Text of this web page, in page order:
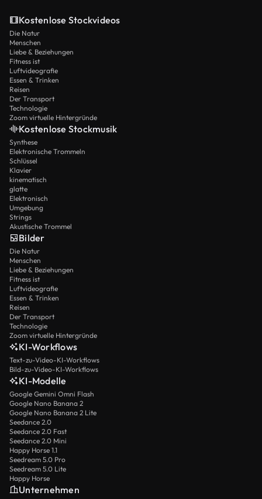
Kostenlose Stockvideos
Die Natur
Menschen
Liebe & Beziehungen
Fitness ist
Luftvideografie
Essen & Trinken
Reisen
Der Transport
Technologie
Zoom virtuelle Hintergründe
Kostenlose Stockmusik
Synthese
Elektronische Trommeln
Schlüssel
Klavier
kinematisch
glatte
Elektronisch
Umgebung
Strings
Akustische Trommel
Bilder
Die Natur
Menschen
Liebe & Beziehungen
Fitness ist
Luftvideografie
Essen & Trinken
Reisen
Der Transport
Technologie
Zoom virtuelle Hintergründe
KI-Workflows
Text-zu-Video-KI-Workflows
Bild-zu-Video-KI-Workflows
KI-Modelle
Google Gemini Omni Flash
Google Nano Banana 2
Google Nano Banana 2 Lite
Seedance 2.0
Seedance 2.0 Fast
Seedance 2.0 Mini
Happy Horse 1.1
Seedream 5.0 Pro
Seedream 5.0 Lite
Happy Horse
Unternehmen